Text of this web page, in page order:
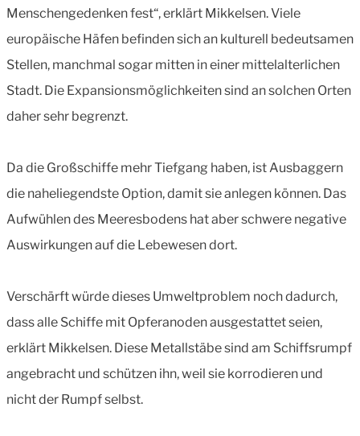
Menschengedenken fest“, erklärt Mikkelsen. Viele
europäische Häfen befinden sich an kulturell bedeutsamen
Stellen, manchmal sogar mitten in einer mittelalterlichen
Stadt. Die Expansionsmöglichkeiten sind an solchen Orten
daher sehr begrenzt.
Da die Großschiffe mehr Tiefgang haben, ist Ausbaggern
die naheliegendste Option, damit sie anlegen können. Das
Aufwühlen des Meeresbodens hat aber schwere negative
Auswirkungen auf die Lebewesen dort.
Verschärft würde dieses Umweltproblem noch dadurch,
dass alle Schiffe mit Opferanoden ausgestattet seien,
erklärt Mikkelsen. Diese Metallstäbe sind am Schiffsrumpf
angebracht und schützen ihn, weil sie korrodieren und
nicht der Rumpf selbst.